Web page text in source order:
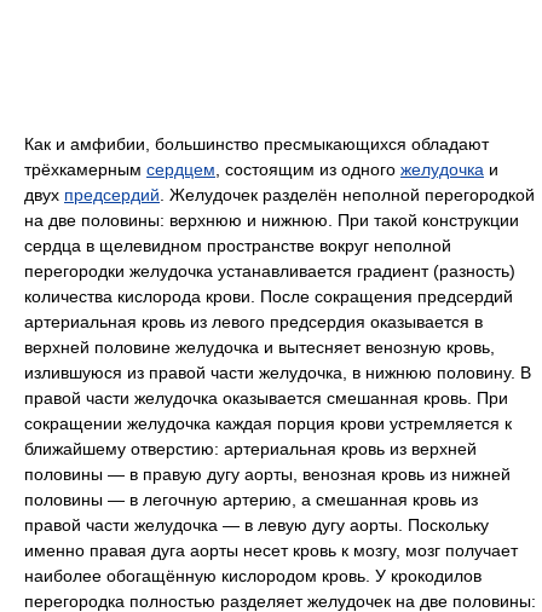
Как и амфибии, большинство пресмыкающихся обладают
трёхкамерным сердцем , состоящим из одного желудочка и
двух предсердий . Желудочек разделён неполной перегородкой
на две половины: верхнюю и нижнюю. При такой конструкции
сердца в щелевидном пространстве вокруг неполной
перегородки желудочка устанавливается градиент (разность)
количества кислорода крови. После сокращения предсердий
артериальная кровь из левого предсердия оказывается в
верхней половине желудочка и вытесняет венозную кровь,
излившуюся из правой части желудочка, в нижнюю половину. В
правой части желудочка оказывается смешанная кровь. При
сокращении желудочка каждая порция крови устремляется к
ближайшему отверстию: артериальная кровь из верхней
половины — в правую дугу аорты, венозная кровь из нижней
половины — в легочную артерию, а смешанная кровь из
правой части желудочка — в левую дугу аорты. Поскольку
именно правая дуга аорты несет кровь к мозгу, мозг получает
наиболее обогащённую кислородом кровь. У крокодилов
перегородка полностью разделяет желудочек на две половины: